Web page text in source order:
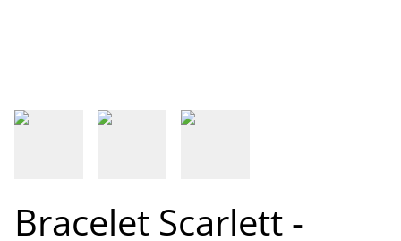
Bracelet Scarlett -